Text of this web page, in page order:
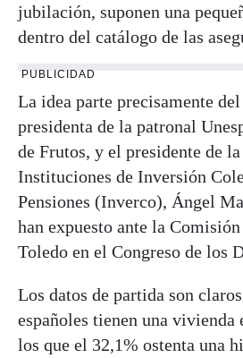
jubilación, suponen una
dentro del catálogo de las
PUBLICIDAD
La idea parte precisamente
presidenta de la patronal
de Frutos, y el presidente de
Instituciones de Inversión
Pensiones (Inverco), Ángel
han expuesto ante la
Toledo en el Congreso de los
Los datos de partida son
españoles tienen una vivienda
los que el 32,1% ostenta una